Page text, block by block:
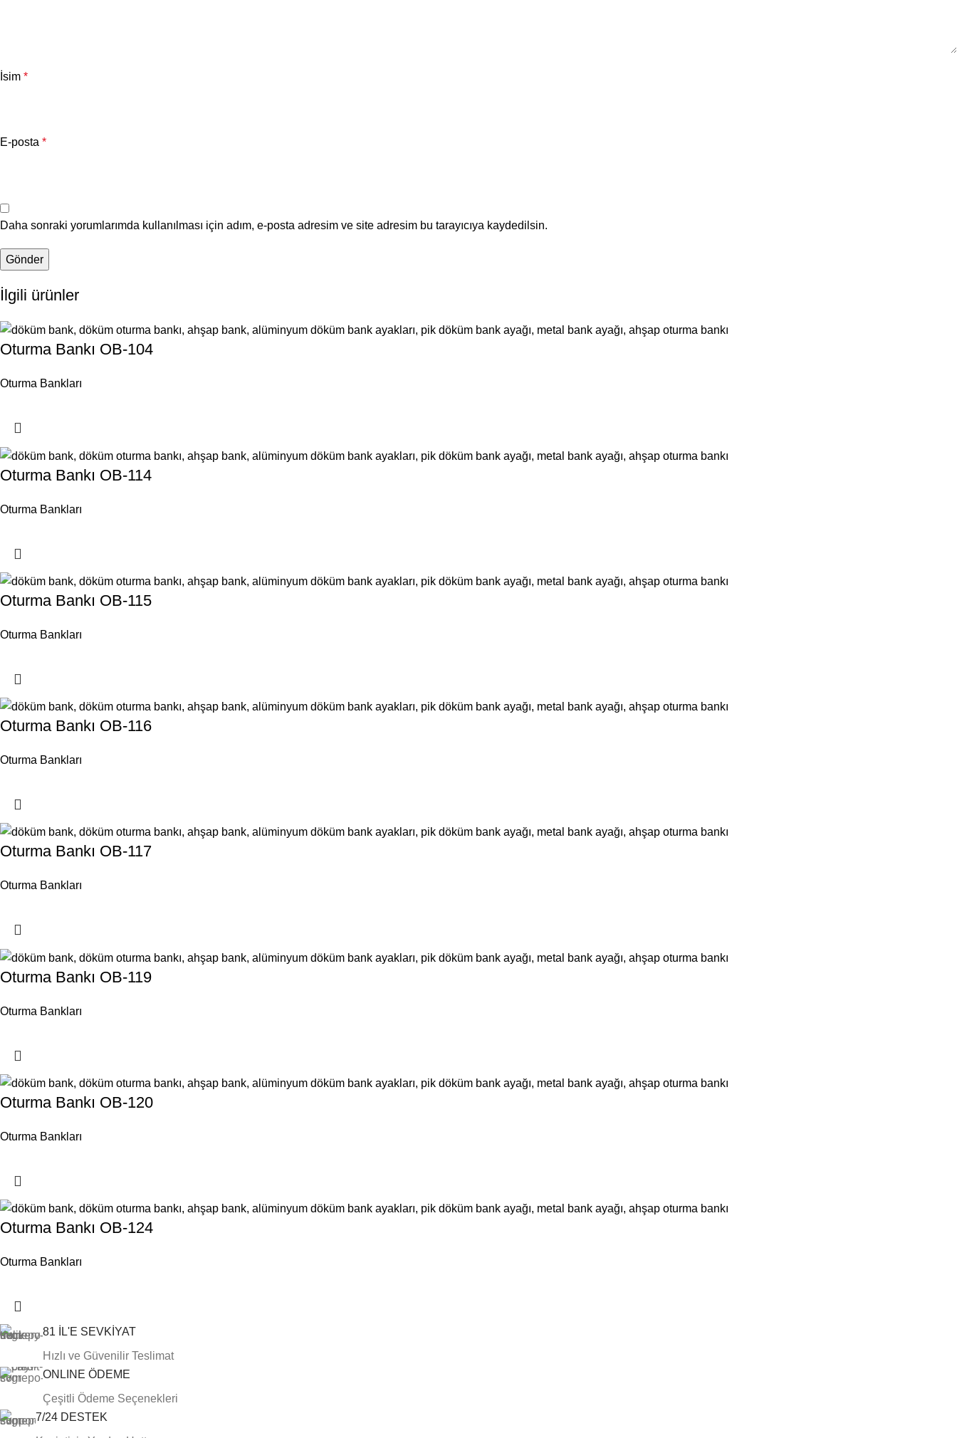
İsim *
E-posta *
Daha sonraki yorumlarımda kullanılması için adım, e-posta adresim ve site adresim bu tarayıcıya kaydedilsin.
İlgili ürünler
Oturma Bankı OB-104
Oturma Bankları
Oturma Bankı OB-114
Oturma Bankları
Oturma Bankı OB-115
Oturma Bankları
Oturma Bankı OB-116
Oturma Bankları
Oturma Bankı OB-117
Oturma Bankları
Oturma Bankı OB-119
Oturma Bankları
Oturma Bankı OB-120
Oturma Bankları
Oturma Bankı OB-124
Oturma Bankları
81 İL'E SEVKİYAT
Hızlı ve Güvenilir Teslimat
ONLINE ÖDEME
Çeşitli Ödeme Seçenekleri
7/24 DESTEK